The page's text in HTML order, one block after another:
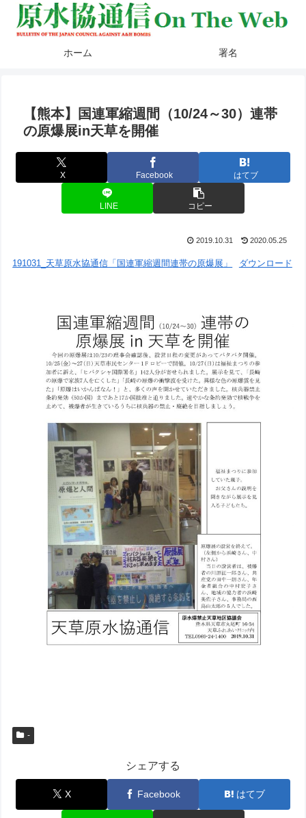
ホーム 署名
【熊本】国連軍縮週間（10/24～30）連帯
の原爆展in天草を開催
X Facebook はてブ
LINE コピー
2019.10.31 2020.05.25
191031_天草原水協通信「国連軍縮週間連帯の原爆展」 ダウンロード
-
シェアする
X Facebook はてブ